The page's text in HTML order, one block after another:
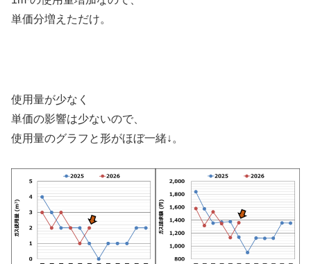
単価分増えただけ。
使用量が少なく
単価の影響は少ないので、
使用量のグラフと形がほぼ一緒↓。